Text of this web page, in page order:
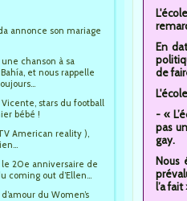
annonce son mariage
chanson à sa
et nous rappelle
stars du football
bébé !
American reality ),
le 20e anniversaire de
coming out d’Ellen...
du Women’s
En
de
- «
pas
gay.
Nous
l’a